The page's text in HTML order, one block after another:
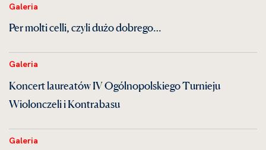
Galeria
Per molti celli, czyli dużo dobrego…
Galeria
Koncert laureatów IV Ogólnopolskiego Turnieju
Wiolonczeli i Kontrabasu
Galeria